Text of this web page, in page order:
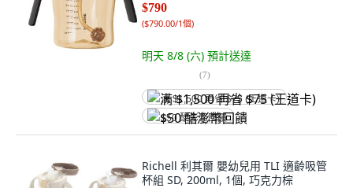
$790
($790.00/1個)
明天 8/8 (六) 預計送達
(7)
满 $1,500 再省 $75 (王道卡)
$50 酷澎幣回饋
Richell 利其爾 嬰幼兒用 TLI 適齡吸管
杯組 SD, 200ml, 1個, 巧克力棕